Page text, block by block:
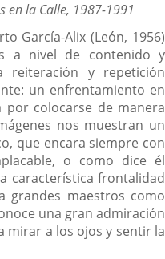
en la Calle, 1987-1991
García-Alix (León, 1956)
a nivel de contenido y
reiteración y repetición
un enfrentamiento en
colocarse de manera
nos muestran un
que encara siempre con
o como dice él
característica frontalidad
grandes maestros como
una gran admiración
mirar a los ojos y sentir la